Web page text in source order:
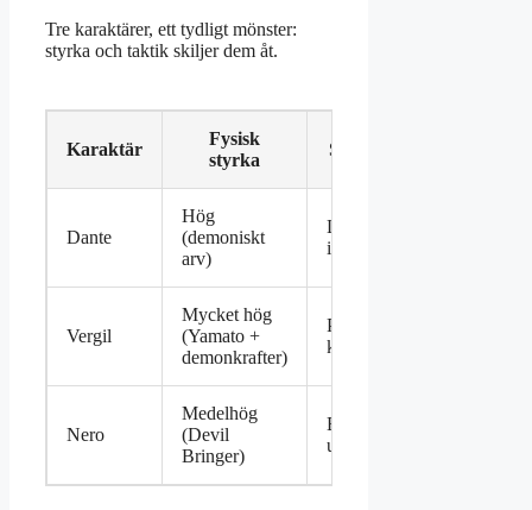
Tre karaktärer, ett tydligt mönster:
styrka och taktik skiljer dem åt.
Karaktär
Fysisk
styrka
Stridsteknik
Dante
Hög
(demoniskt
arv)
List,
improvisation
Vergil
Mycket hög
(Yamato +
demonkrafter)
Precision,
kraft
Nero
Medelhög
(Devil
Bringer)
Brutalitet,
ung energi